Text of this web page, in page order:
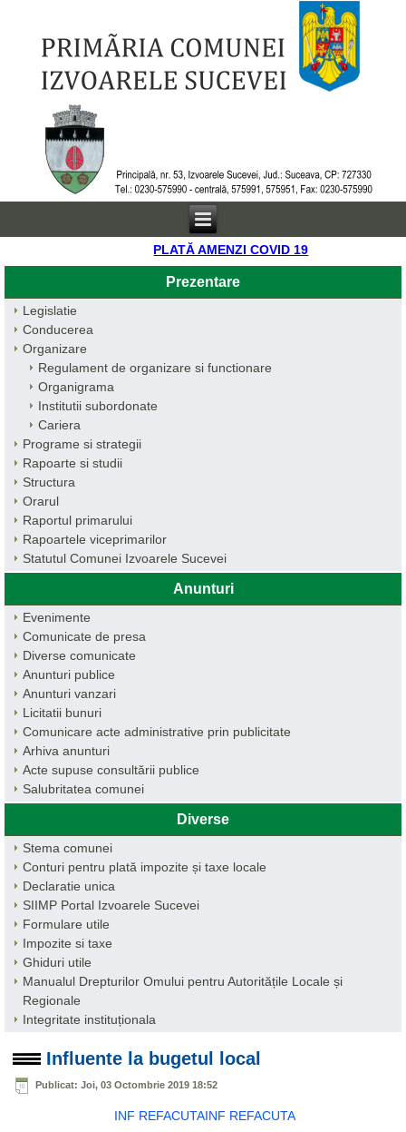
PLATĂ AMENZI COVID 19
Prezentare
Legislatie
Conducerea
Organizare
Regulament de organizare si functionare
Organigrama
Institutii subordonate
Cariera
Programe si strategii
Rapoarte si studii
Structura
Orarul
Raportul primarului
Rapoartele viceprimarilor
Statutul Comunei Izvoarele Sucevei
Anunturi
Evenimente
Comunicate de presa
Diverse comunicate
Anunturi publice
Anunturi vanzari
Licitatii bunuri
Comunicare acte administrative prin publicitate
Arhiva anunturi
Acte supuse consultării publice
Salubritatea comunei
Diverse
Stema comunei
Conturi pentru plată impozite și taxe locale
Declaratie unica
SIIMP Portal Izvoarele Sucevei
Formulare utile
Impozite si taxe
Ghiduri utile
Manualul Drepturilor Omului pentru Autoritățile Locale și
Regionale
Integritate instituționala
Influente la bugetul local
Publicat: Joi, 03 Octombrie 2019 18:52
INF REFACUTAINF REFACUTA